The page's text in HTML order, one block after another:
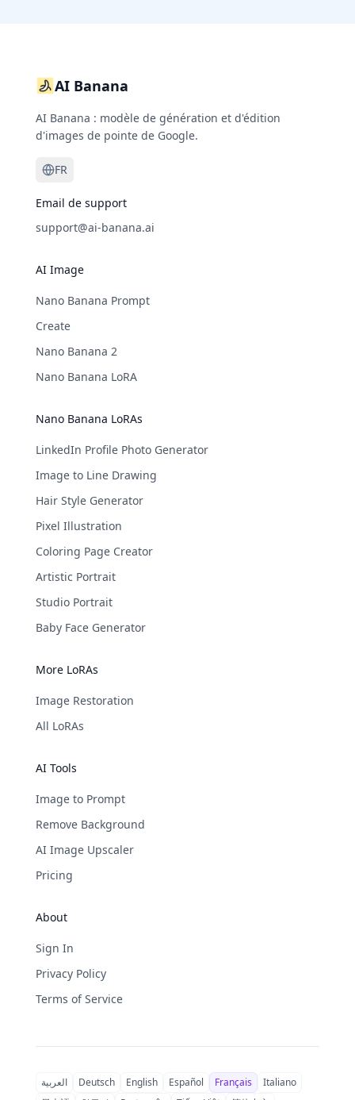
AI Banana
AI Banana : modèle de génération et d'édition
d'images de pointe de Google.
FR
Email de support
support@ai-banana.ai
AI Image
Nano Banana Prompt
Create
Nano Banana 2
Nano Banana LoRA
Nano Banana LoRAs
LinkedIn Profile Photo Generator
Image to Line Drawing
Hair Style Generator
Pixel Illustration
Coloring Page Creator
Artistic Portrait
Studio Portrait
Baby Face Generator
More LoRAs
Image Restoration
All LoRAs
AI Tools
Image to Prompt
Remove Background
AI Image Upscaler
Pricing
About
Sign In
Privacy Policy
Terms of Service
العربية Deutsch English Español Français
Italiano